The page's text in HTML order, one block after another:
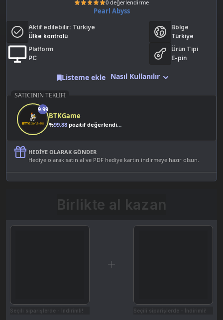
0 değerlendirme
Pearl Abyss
Aktif edilebilir: Türkiye
Ülke kontrolü
Bölge
Türkiye
Platform
PC
Ürün Tipi
E-pin
Nasıl Kullanılır
Listeme ekle
SATICININ TEKLIFI
9.99
BTKGame
%99.88 pozitif değerlendirme
HEDIYE OLARAK GÖNDER
Hediye olarak satın al ve PDF hediye kartın indirmeye hazır olsun.
Birlikte al kazan
Seçili siparişlerde - İndirimli! Seçili siparişlerde - İndirimli!